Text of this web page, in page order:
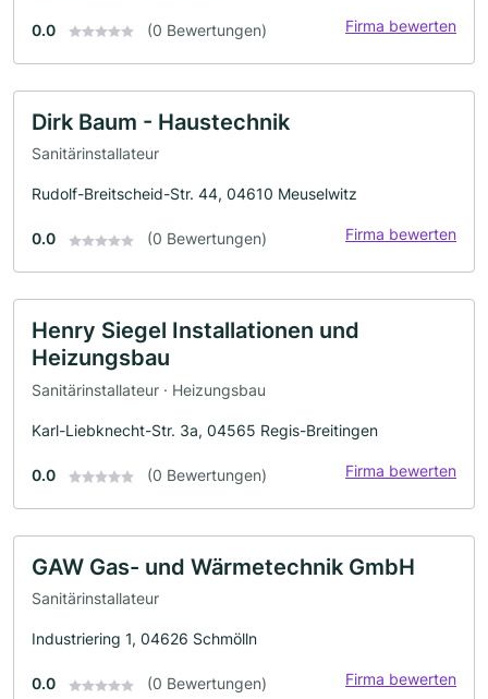
0.0 (0 Bewertungen) Firma bewerten
Dirk Baum - Haustechnik
Sanitärinstallateur
Rudolf-Breitscheid-Str. 44, 04610 Meuselwitz
0.0 (0 Bewertungen) Firma bewerten
Henry Siegel Installationen und
Heizungsbau
Sanitärinstallateur · Heizungsbau
Karl-Liebknecht-Str. 3a, 04565 Regis-Breitingen
0.0 (0 Bewertungen) Firma bewerten
GAW Gas- und Wärmetechnik GmbH
Sanitärinstallateur
Industriering 1, 04626 Schmölln
0.0 (0 Bewertungen) Firma bewerten